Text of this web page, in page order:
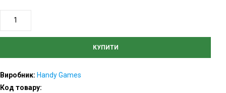
Дерев'яний
КУПИТИ
Виробник: Handy Games
Код товару: